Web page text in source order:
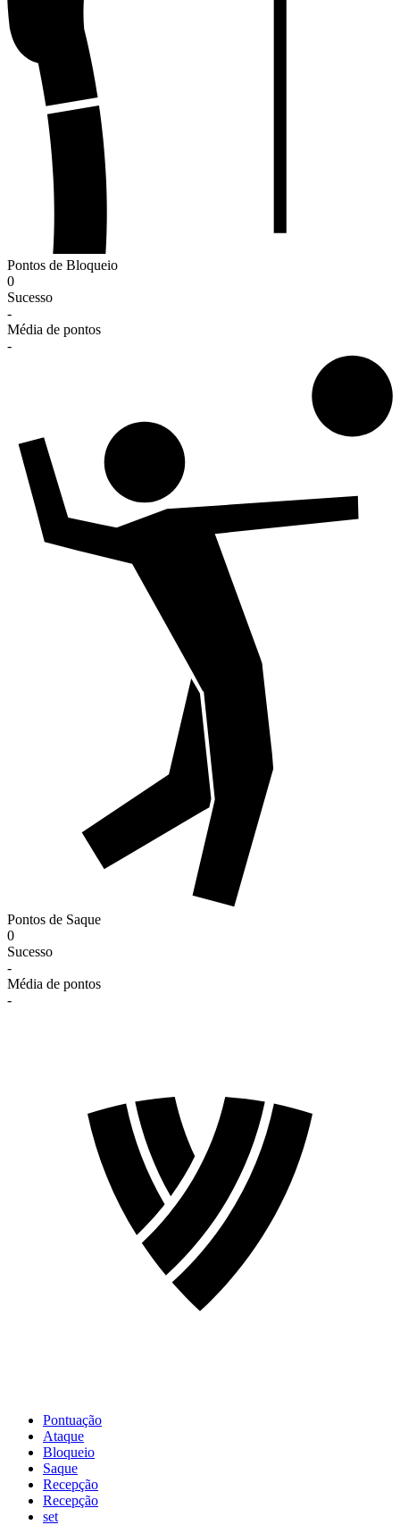
Pontos de Bloqueio
0
Sucesso
-
Média de pontos
-
Pontos de Saque
0
Sucesso
-
Média de pontos
-
Pontuação
Ataque
Bloqueio
Saque
Recepção
Recepção
set